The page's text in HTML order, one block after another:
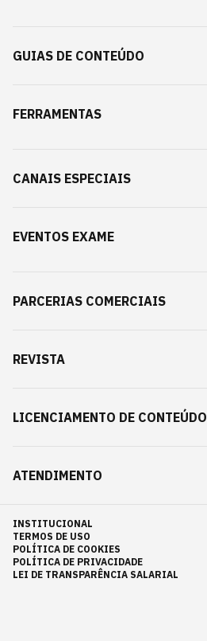
GUIAS DE CONTEÚDO
FERRAMENTAS
CANAIS ESPECIAIS
EVENTOS EXAME
PARCERIAS COMERCIAIS
REVISTA
LICENCIAMENTO DE CONTEÚDO
ATENDIMENTO
INSTITUCIONAL
TERMOS DE USO
POLÍTICA DE COOKIES
POLÍTICA DE PRIVACIDADE
LEI DE TRANSPARÊNCIA SALARIAL